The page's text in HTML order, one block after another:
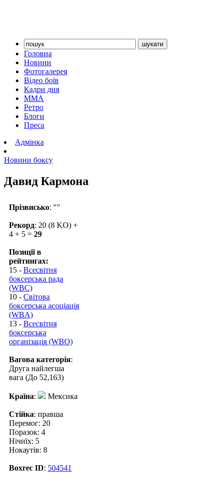
Головна
Новини
Фотогалерея
Відео боїв
Кадри дня
ММА
Ретро
Блоги
Преса
Адмінка
Новини боксу
Давид Кармона
Прізвисько: ""
Рекорд: 20 (8 KO) +
4 + 5 = 29
Позиції в
рейтингах:
15 - Всесвітня
боксерська рада
(WBC)
10 - Світова
боксерська асоціація
(WBA)
13 - Всесвітня
боксерська
організація (WBO)
Вагова категорія:
Друга найлегша
вага (До 52,163)
Країна: Мексика
Стійка: правша
Перемог: 20
Поразок: 4
Нічиїх: 5
Нокаутів: 8
Boxrec ID: 504541